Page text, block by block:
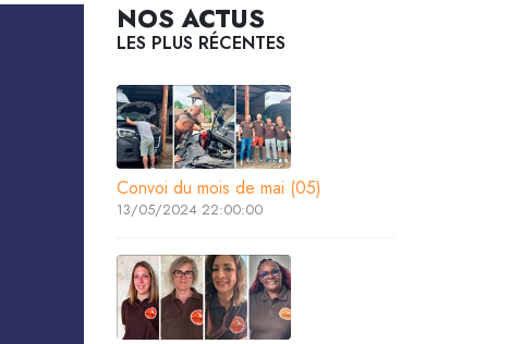
NOS ACTUS
LES PLUS RÉCENTES
Convoi du mois de mai (05)
13/05/2024 22:00:00